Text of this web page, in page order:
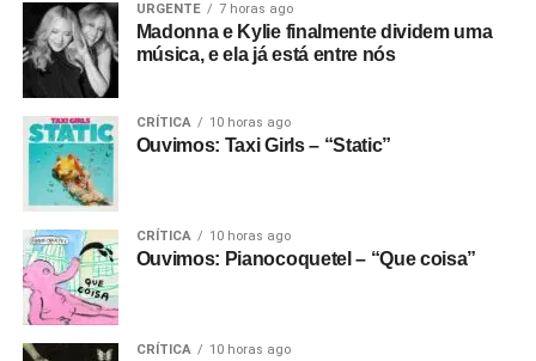
URGENTE 7 horas ago
Madonna e Kylie finalmente dividem uma
música, e ela já está entre nós
CRÍTICA 10 horas ago
Ouvimos: Taxi Girls – “Static”
CRÍTICA 10 horas ago
Ouvimos: Pianocoquetel – “Que coisa”
CRÍTICA 10 horas ago